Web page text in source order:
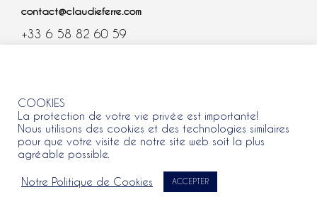
contact@claudieferre.com
+33 6 58 82 60 59
COOKIES
La protection de votre vie privée est importante!
Nous utilisons des cookies et des technologies similaires
pour que votre visite de notre site web soit la plus
agréable possible.
Notre Politique de Cookies ACCEPTER